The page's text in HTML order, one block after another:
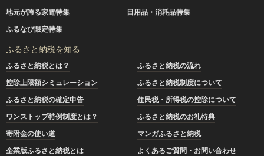
地元が誇る家電特集
日用品・消耗品特集
ふるなび限定特集
ふるさと納税を知る
ふるさと納税とは？
ふるさと納税の流れ
控除上限額シミュレーション
ふるさと納税制度について
ふるさと納税の確定申告
住民税・所得税の控除について
ワンストップ特例制度とは？
ふるさと納税のお礼特典
寄附金の使い道
マンガふるさと納税
企業版ふるさと納税とは
よくあるご質問・お問い合わせ